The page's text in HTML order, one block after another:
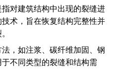
对建筑结构中出现的裂缝进
术，旨在恢复结构完整性并
，如注浆、碳纤维加固、钢
不同类型的裂缝和结构需